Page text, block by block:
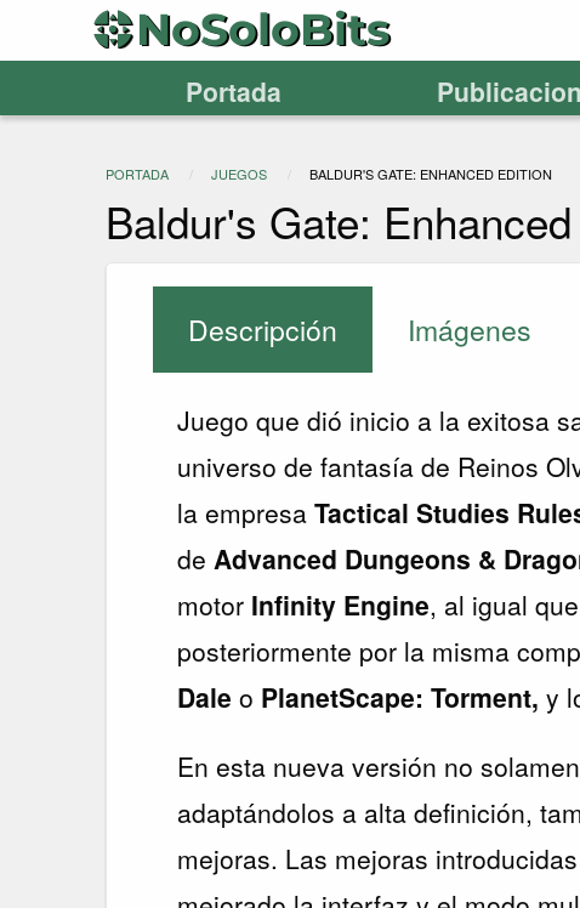
Portada
PORTADA JUEGOS BALDUR'S GATE: ENHANCED EDITION
Baldur's Gate:
Descripción Imágenes
Juego que dió inicio a la exitosa
universo de fantasía de Reinos
la empresa Tactical Studies
de Advanced Dungeons &
motor Infinity Engine, al igual
posteriormente por la misma
Dale o PlanetScape: Torment, y
En esta nueva versión no
adaptándolos a alta definición,
mejoras. Las mejoras